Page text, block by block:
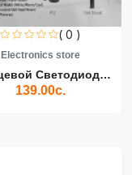
( 0 )
Electronics store
Кольцевой Светодиодный Св...
139.00с.